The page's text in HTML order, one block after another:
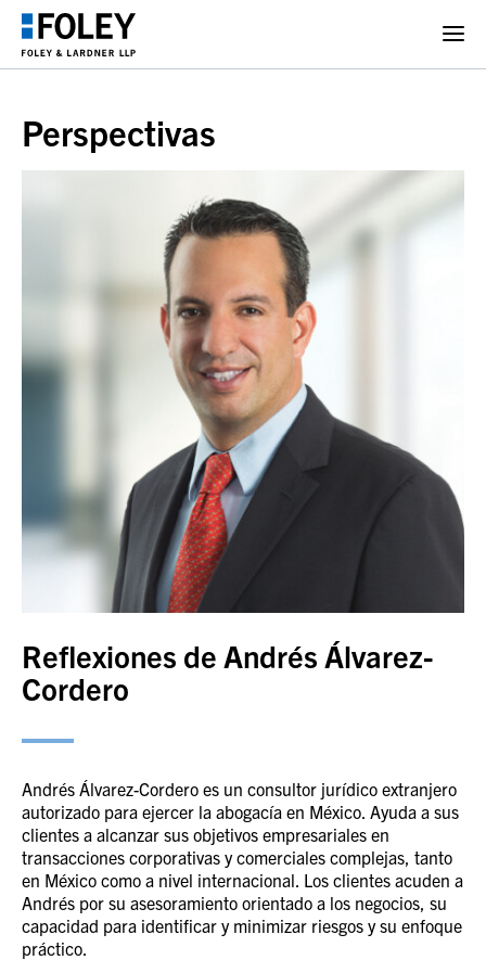
Perspectivas
Reflexiones de Andrés Álvarez-
Cordero
Andrés Álvarez-Cordero es un consultor jurídico extranjero
autorizado para ejercer la abogacía en México. Ayuda a sus
clientes a alcanzar sus objetivos empresariales en
transacciones corporativas y comerciales complejas, tanto
en México como a nivel internacional. Los clientes acuden a
Andrés por su asesoramiento orientado a los negocios, su
capacidad para identificar y minimizar riesgos y su enfoque
práctico.